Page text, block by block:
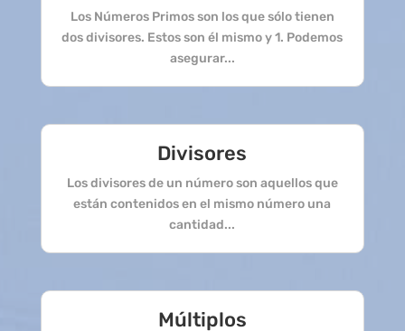
Los Números Primos son los que sólo tienen
dos divisores. Estos son él mismo y 1. Podemos
asegurar...
Divisores
Los divisores de un número son aquellos que
están contenidos en el mismo número una
cantidad...
Múltiplos